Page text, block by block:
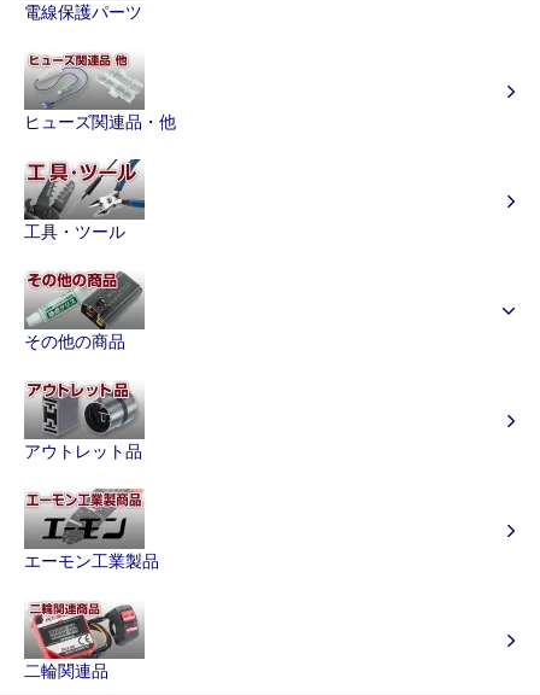
電線保護パーツ
ヒューズ関連品・他
工具・ツール
その他の商品
アウトレット品
エーモン工業製品
二輪関連品